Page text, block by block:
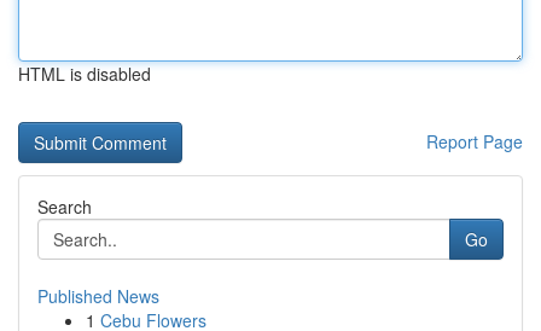
HTML is disabled
Report Page
Search
Go
Published News
1 Cebu Flowers